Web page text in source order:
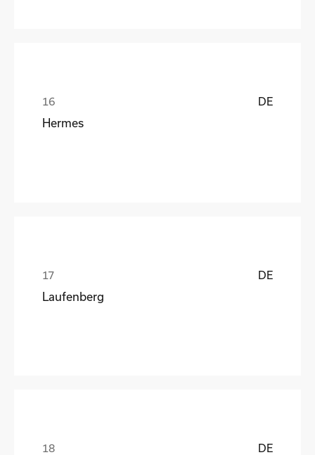
DE
Hermes
DE
Laufenberg
DE